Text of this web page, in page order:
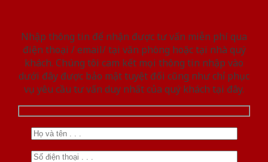
Nhập thông tin để nhận được tư vấn miễn phí qua
điện thoại / email/ tại văn phòng hoặc tại nhà quý
khách. Chúng tôi cam kết mọi thông tin nhập vào
dưới đây được bảo mật tuyệt đối cũng như chỉ phục
vụ yêu cầu tư vấn duy nhất của quý khách tại đây.